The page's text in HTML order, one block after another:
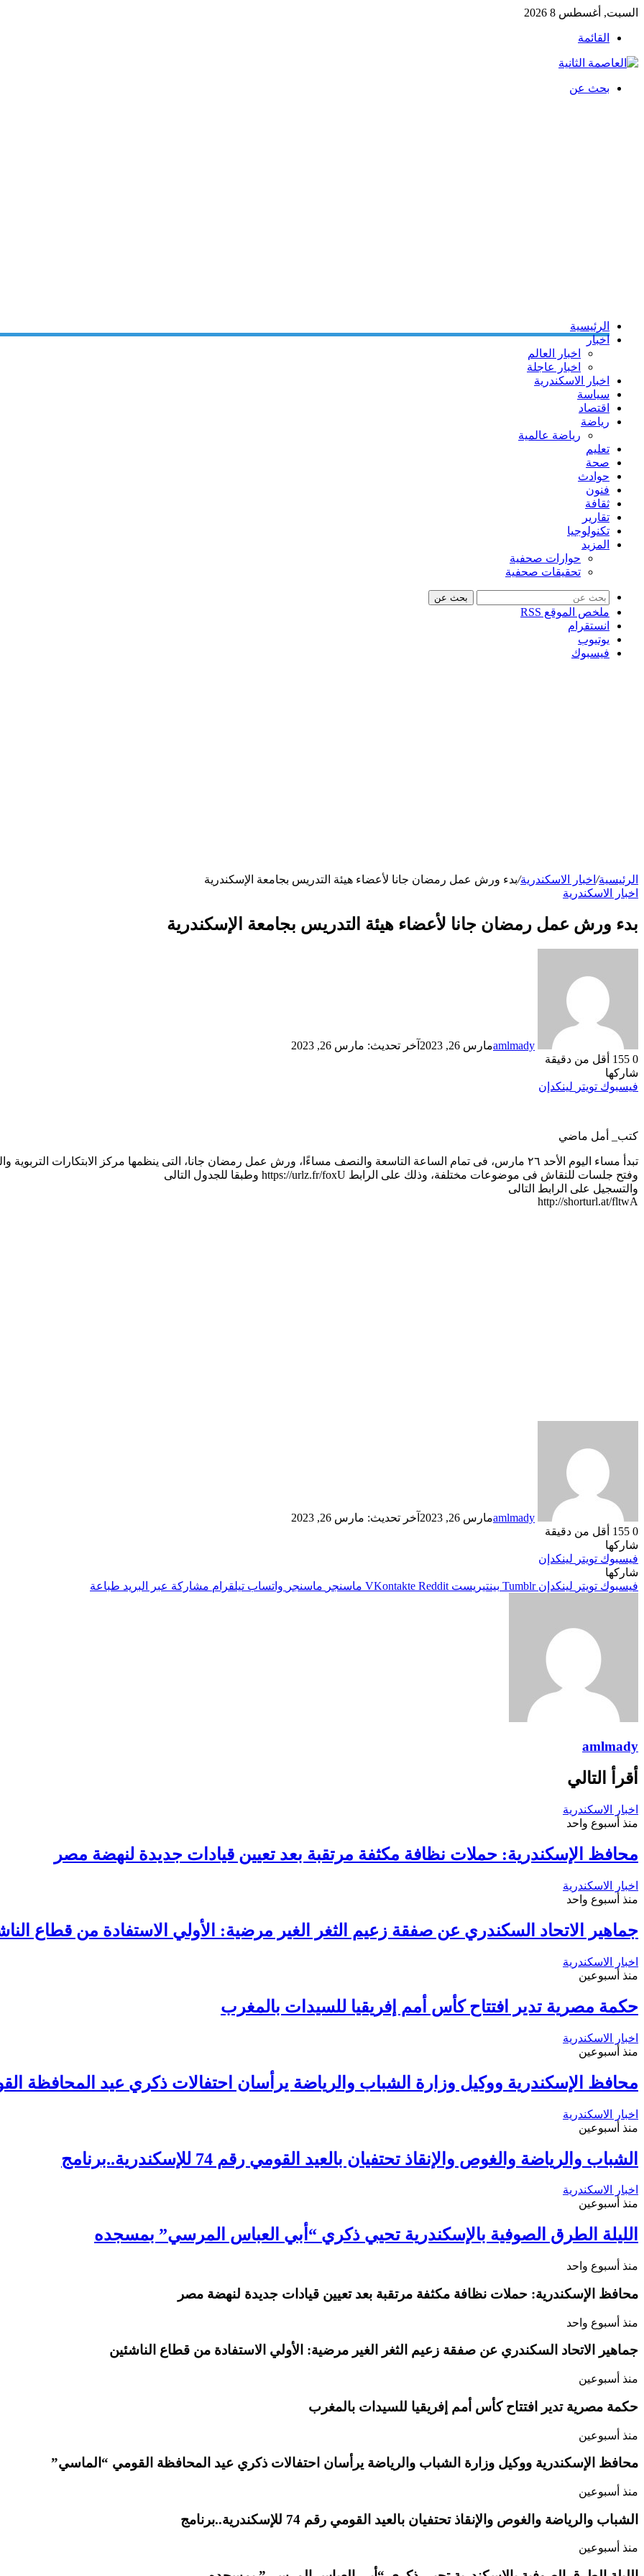
السبت, أغسطس 8 2026
القائمة
بحث عن
الرئيسية
اخبار
اخبار العالم
اخبار عاجلة
اخبار الاسكندرية
سياسة
اقتصاد
رياضة
رياضة عالمية
تعليم
صحة
حوادث
فنون
ثقافة
تقارير
تكنولوجيا
المزيد
حوارات صحفية
تحقيقات صحفية
بحث عن
ملخص الموقع RSS
انستقرام
يوتيوب
فيسبوك
الرئيسية/ اخبار الاسكندرية/بدء ورش عمل رمضان جانا لأعضاء هيئة التدريس بجامعة الإسكندرية
اخبار الاسكندرية
بدء ورش عمل رمضان جانا لأعضاء هيئة التدريس بجامعة الإسكندرية
amlmadyمارس 26, 2023
آخر تحديث: مارس 26, 2023
0
أقل من دقيقة
شاركها
فيسبوك تويتر لينكدإن
كتب_ أمل ماضي
تبدأ مساء اليوم الأحد ٢٦ مارس، فى تمام الساعة التاسعة والنصف مساءًا، ورش عمل رمضان جانا، التى ينظمها مركز الابتكارات
وفتح جلسات للنقاش فى موضوعات مختلفة، وذلك على الرابط https://urlz.fr/foxU وطبقا للجدول التالى
والتسجيل على الرابط التالى
http://shorturl.at/fltwA
amlmadyمارس 26, 2023
آخر تحديث: مارس 26, 2023
0
أقل من دقيقة
شاركها
فيسبوك تويتر لينكدإن
شاركها
فيسبوك تويتر لينكدإن بينتيريست ماسنجر ماسنجر واتساب تيلقرام مشاركة عبر البريد طباعة
amlmady
أقرأ التالي
اخبار الاسكندرية
منذ أسبوع واحد
محافظ الإسكندرية: حملات نظافة مكثفة مرتقبة بعد تعيين قيادات جديدة لنهضة مصر
اخبار الاسكندرية
منذ أسبوع واحد
جماهير الاتحاد السكندري عن صفقة زعيم الثغر الغير مرضية: الأولي الاستفادة من قطاع
اخبار الاسكندرية
منذ أسبوعين
حكمة مصرية تدير افتتاح كأس أمم إفريقيا للسيدات بالمغرب
اخبار الاسكندرية
منذ أسبوعين
محافظ الإسكندرية ووكيل وزارة الشباب والرياضة يرأسان احتفالات ذكري عيد المحافظة
اخبار الاسكندرية
منذ أسبوعين
الشباب والرياضة والغوص والإنقاذ تحتفيان بالعيد القومي رقم 74 للإسكندرية..برنامج
اخبار الاسكندرية
منذ أسبوعين
الليلة الطرق الصوفية بالإسكندرية تحيي ذكري “أبي العباس المرسي” بمسجده
منذ أسبوع واحد
محافظ الإسكندرية: حملات نظافة مكثفة مرتقبة بعد تعيين قيادات جديدة لنهضة مصر
منذ أسبوع واحد
جماهير الاتحاد السكندري عن صفقة زعيم الثغر الغير مرضية: الأولي الاستفادة من قطاع الناشئين
منذ أسبوعين
حكمة مصرية تدير افتتاح كأس أمم إفريقيا للسيدات بالمغرب
منذ أسبوعين
محافظ الإسكندرية ووكيل وزارة الشباب والرياضة يرأسان احتفالات ذكري عيد المحافظة القومي “الماسي”
منذ أسبوعين
الشباب والرياضة والغوص والإنقاذ تحتفيان بالعيد القومي رقم 74 للإسكندرية..برنامج
منذ أسبوعين